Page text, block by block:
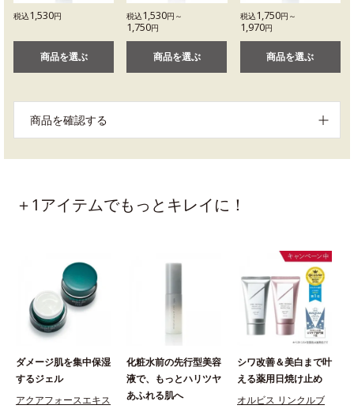
税込1,530円
商品を選ぶ
税込1,530円～
1,750円
商品を選ぶ
税込1,750円～
1,970円
商品を選ぶ
商品を確認する
＋1アイテムでもっとキレイに！
ダメージ肌を集中保湿
するジェル
アクアフォースエキス
化粧水前の先行型美容
液で、もっとハリツヤ
あふれる肌へ
シワ改善＆美白まで叶
える薬用日焼け止め
オルビス リンクルブ